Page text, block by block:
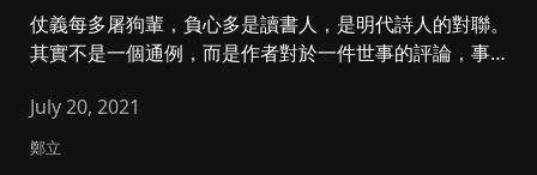
仗義每多屠狗輩，負心多是讀書人，是明代詩人的對聯。
其實不是一個通例，而是作者對於一件世事的評論，事情
July 20, 2021
鄭立